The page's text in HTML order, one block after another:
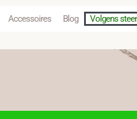
Accessoires Blog Volgens